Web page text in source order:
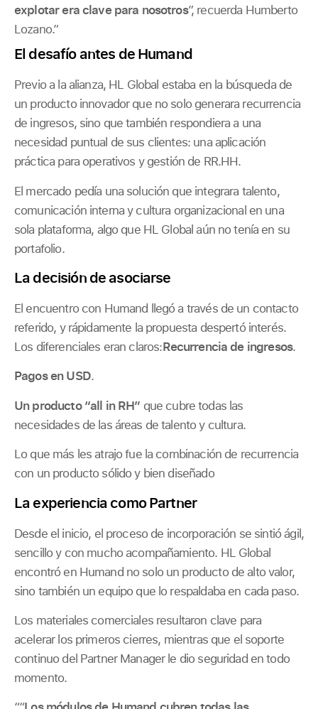
explotar era clave para nosotros”, recuerda Humberto
Lozano.”
El desafío antes de Humand
Previo a la alianza, HL Global estaba en la búsqueda de
un producto innovador que no solo generara recurrencia
de ingresos, sino que también respondiera a una
necesidad puntual de sus clientes: una aplicación
práctica para operativos y gestión de RR.HH.
El mercado pedía una solución que integrara talento,
comunicación interna y cultura organizacional en una
sola plataforma, algo que HL Global aún no tenía en su
portafolio.
La decisión de asociarse
El encuentro con Humand llegó a través de un contacto
referido, y rápidamente la propuesta despertó interés.
Los diferenciales eran claros:Recurrencia de ingresos.
Pagos en USD.
Un producto “all in RH” que cubre todas las
necesidades de las áreas de talento y cultura.
Lo que más les atrajo fue la combinación de recurrencia
con un producto sólido y bien diseñado
La experiencia como Partner
Desde el inicio, el proceso de incorporación se sintió ágil,
sencillo y con mucho acompañamiento. HL Global
encontró en Humand no solo un producto de alto valor,
sino también un equipo que lo respaldaba en cada paso.
Los materiales comerciales resultaron clave para
acelerar los primeros cierres, mientras que el soporte
continuo del Partner Manager le dio seguridad en todo
momento.